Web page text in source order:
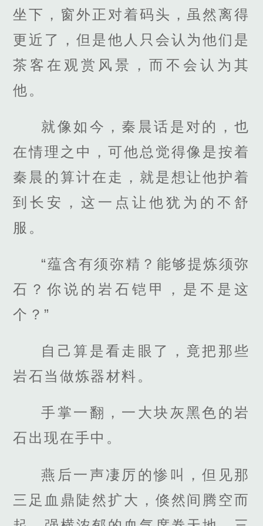
坐下，窗外正对着码头，虽然离得
更近了，但是他人只会认为他们是
茶客在观赏风景，而不会认为其
他。
就像如今，秦晨话是对的，也
在情理之中，可他总觉得像是按着
秦晨的算计在走，就是想让他护着
到长安，这一点让他犹为的不舒
服。
“蕴含有须弥精？能够提炼须弥
石？你说的岩石铠甲，是不是这
个？”
自己算是看走眼了，竟把那些
岩石当做炼器材料。
手掌一翻，一大块灰黑色的岩
石出现在手中。
燕后一声凄厉的惨叫，但见那
三足血鼎陡然扩大，倏然间腾空而